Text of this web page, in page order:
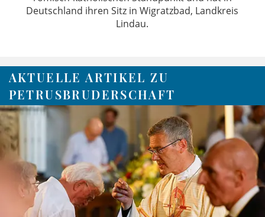
Deutschland ihren Sitz in Wigratzbad, Landkreis
Lindau.
AKTUELLE ARTIKEL ZU
PETRUSBRUDERSCHAFT